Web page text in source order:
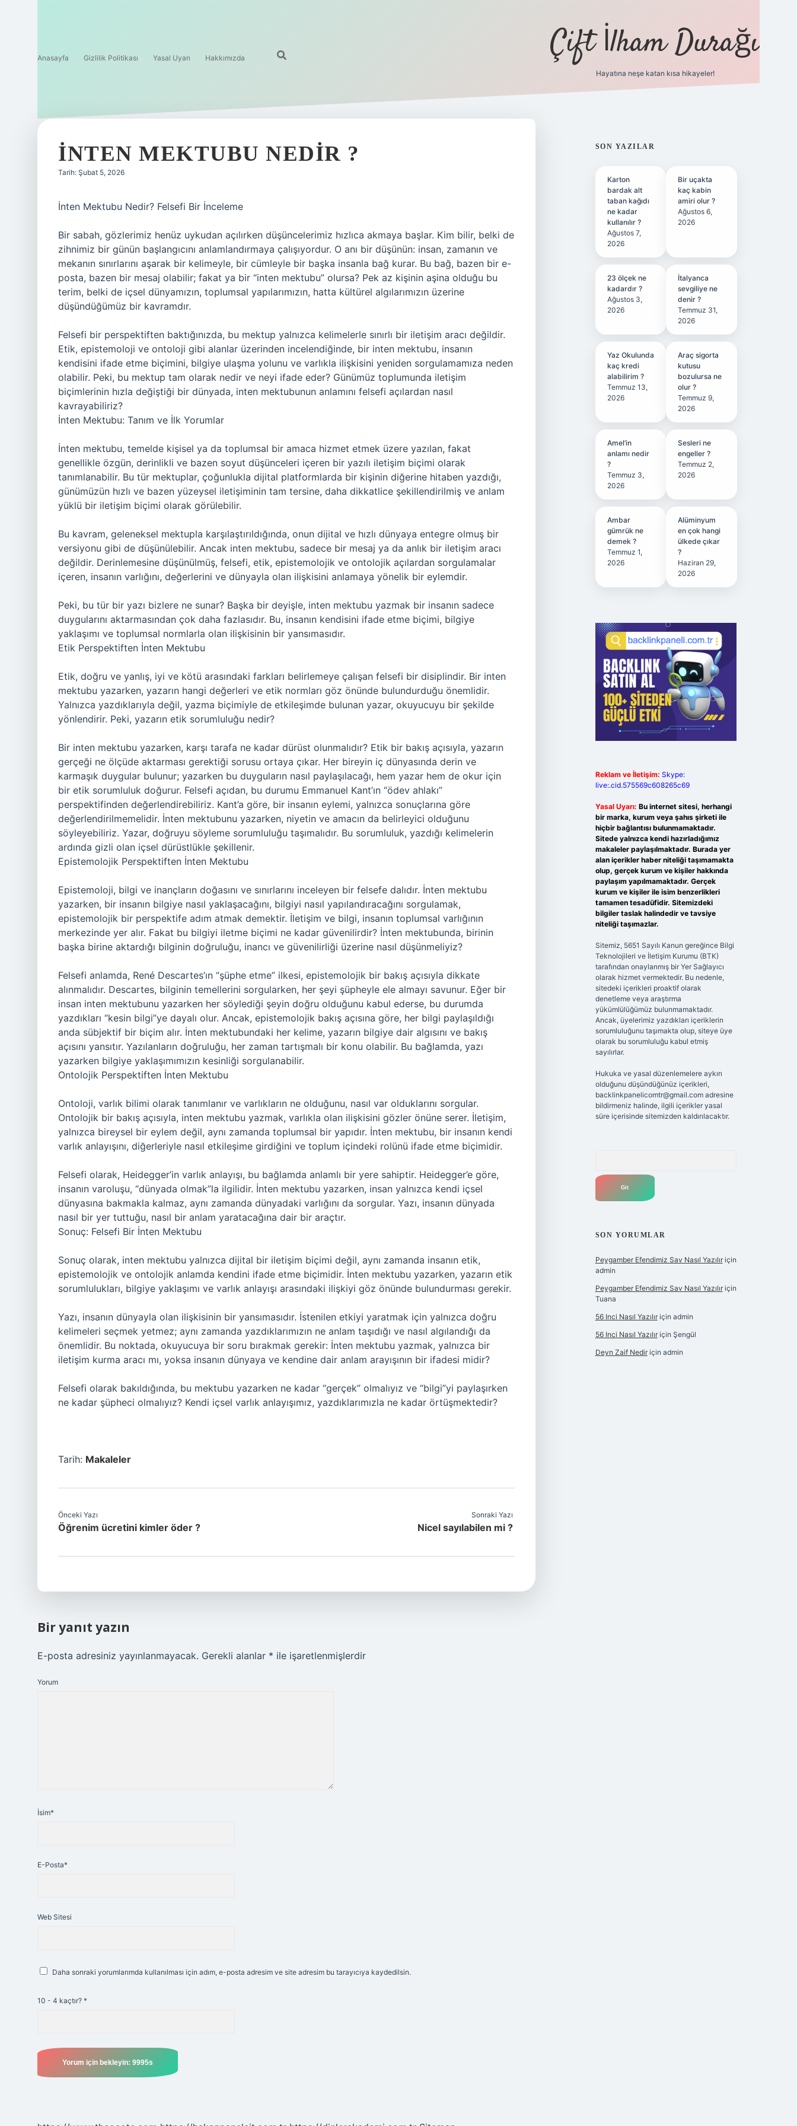
Anasayfa Gizlilik Politikası Yasal Uyarı Hakkımızda Çift İlham Durağı
Hayatına neşe katan kısa hikayeler!
İNTEN MEKTUBU NEDIR ?
Tarih: Şubat 5, 2026
İnten Mektubu Nedir? Felsefi Bir İnceleme
Bir sabah, gözlerimiz henüz uykudan açılırken düşüncelerimiz hızlıca akmaya başlar. Kim bilir, belki de
zihnimiz bir günün başlangıcını anlamlandırmaya çalışıyordur. O anı bir düşünün: insan, zamanın ve
mekanın sınırlarını aşarak bir kelimeyle, bir cümleyle bir başka insanla bağ kurar. Bu bağ, bazen bir e-
posta, bazen bir mesaj olabilir; fakat ya bir “inten mektubu” olursa? Pek az kişinin aşina olduğu bu
terim, belki de içsel dünyamızın, toplumsal yapılarımızın, hatta kültürel algılarımızın üzerine
düşündüğümüz bir kavramdır.
Felsefi bir perspektiften baktığınızda, bu mektup yalnızca kelimelerle sınırlı bir iletişim aracı değildir.
Etik, epistemoloji ve ontoloji gibi alanlar üzerinden incelendiğinde, bir inten mektubu, insanın
kendisini ifade etme biçimini, bilgiye ulaşma yolunu ve varlıkla ilişkisini yeniden sorgulamamıza neden
olabilir. Peki, bu mektup tam olarak nedir ve neyi ifade eder? Günümüz toplumunda iletişim
biçimlerinin hızla değiştiği bir dünyada, inten mektubunun anlamını felsefi açılardan nasıl
kavrayabiliriz?
İnten Mektubu: Tanım ve İlk Yorumlar
İnten mektubu, temelde kişisel ya da toplumsal bir amaca hizmet etmek üzere yazılan, fakat
genellikle özgün, derinlikli ve bazen soyut düşünceleri içeren bir yazılı iletişim biçimi olarak
tanımlanabilir. Bu tür mektuplar, çoğunlukla dijital platformlarda bir kişinin diğerine hitaben yazdığı,
günümüzün hızlı ve bazen yüzeysel iletişiminin tam tersine, daha dikkatlice şekillendirilmiş ve anlam
yüklü bir iletişim biçimi olarak görülebilir.
Bu kavram, geleneksel mektupla karşılaştırıldığında, onun dijital ve hızlı dünyaya entegre olmuş bir
versiyonu gibi de düşünülebilir. Ancak inten mektubu, sadece bir mesaj ya da anlık bir iletişim aracı
değildir. Derinlemesine düşünülmüş, felsefi, etik, epistemolojik ve ontolojik açılardan sorgulamalar
içeren, insanın varlığını, değerlerini ve dünyayla olan ilişkisini anlamaya yönelik bir eylemdir.
Peki, bu tür bir yazı bizlere ne sunar? Başka bir deyişle, inten mektubu yazmak bir insanın sadece
duygularını aktarmasından çok daha fazlasıdır. Bu, insanın kendisini ifade etme biçimi, bilgiye
yaklaşımı ve toplumsal normlarla olan ilişkisinin bir yansımasıdır.
Etik Perspektiften İnten Mektubu
Etik, doğru ve yanlış, iyi ve kötü arasındaki farkları belirlemeye çalışan felsefi bir disiplindir. Bir inten
mektubu yazarken, yazarın hangi değerleri ve etik normları göz önünde bulundurduğu önemlidir.
Yalnızca yazdıklarıyla değil, yazma biçimiyle de etkileşimde bulunan yazar, okuyucuyu bir şekilde
yönlendirir. Peki, yazarın etik sorumluluğu nedir?
Bir inten mektubu yazarken, karşı tarafa ne kadar dürüst olunmalıdır? Etik bir bakış açısıyla, yazarın
gerçeği ne ölçüde aktarması gerektiği sorusu ortaya çıkar. Her bireyin iç dünyasında derin ve
karmaşık duygular bulunur; yazarken bu duyguların nasıl paylaşılacağı, hem yazar hem de okur için
bir etik sorumluluk doğurur. Felsefi açıdan, bu durumu Emmanuel Kant’ın “ödev ahlakı”
perspektifinden değerlendirebiliriz. Kant’a göre, bir insanın eylemi, yalnızca sonuçlarına göre
değerlendirilmemelidir. İnten mektubunu yazarken, niyetin ve amacın da belirleyici olduğunu
söyleyebiliriz. Yazar, doğruyu söyleme sorumluluğu taşımalıdır. Bu sorumluluk, yazdığı kelimelerin
ardında gizli olan içsel dürüstlükle şekillenir.
Epistemolojik Perspektiften İnten Mektubu
Epistemoloji, bilgi ve inançların doğasını ve sınırlarını inceleyen bir felsefe dalıdır. İnten mektubu
yazarken, bir insanın bilgiye nasıl yaklaşacağını, bilgiyi nasıl yapılandıracağını sorgulamak,
epistemolojik bir perspektife adım atmak demektir. İletişim ve bilgi, insanın toplumsal varlığının
merkezinde yer alır. Fakat bu bilgiyi iletme biçimi ne kadar güvenilirdir? İnten mektubunda, birinin
başka birine aktardığı bilginin doğruluğu, inancı ve güvenilirliği üzerine nasıl düşünmeliyiz?
Felsefi anlamda, René Descartes’ın “şüphe etme” ilkesi, epistemolojik bir bakış açısıyla dikkate
alınmalıdır. Descartes, bilginin temellerini sorgularken, her şeyi şüpheyle ele almayı savunur. Eğer bir
insan inten mektubunu yazarken her söylediği şeyin doğru olduğunu kabul ederse, bu durumda
yazdıkları “kesin bilgi”ye dayalı olur. Ancak, epistemolojik bakış açısına göre, her bilgi paylaşıldığı
anda sübjektif bir biçim alır. İnten mektubundaki her kelime, yazarın bilgiye dair algısını ve bakış
açısını yansıtır. Yazılanların doğruluğu, her zaman tartışmalı bir konu olabilir. Bu bağlamda, yazı
yazarken bilgiye yaklaşımımızın kesinliği sorgulanabilir.
Ontolojik Perspektiften İnten Mektubu
Ontoloji, varlık bilimi olarak tanımlanır ve varlıkların ne olduğunu, nasıl var olduklarını sorgular.
Ontolojik bir bakış açısıyla, inten mektubu yazmak, varlıkla olan ilişkisini gözler önüne serer. İletişim,
yalnızca bireysel bir eylem değil, aynı zamanda toplumsal bir yapıdır. İnten mektubu, bir insanın kendi
varlık anlayışını, diğerleriyle nasıl etkileşime girdiğini ve toplum içindeki rolünü ifade etme biçimidir.
Felsefi olarak, Heidegger’in varlık anlayışı, bu bağlamda anlamlı bir yere sahiptir. Heidegger’e göre,
insanın varoluşu, “dünyada olmak”la ilgilidir. İnten mektubu yazarken, insan yalnızca kendi içsel
dünyasına bakmakla kalmaz, aynı zamanda dünyadaki varlığını da sorgular. Yazı, insanın dünyada
nasıl bir yer tuttuğu, nasıl bir anlam yaratacağına dair bir araçtır.
Sonuç: Felsefi Bir İnten Mektubu
Sonuç olarak, inten mektubu yalnızca dijital bir iletişim biçimi değil, aynı zamanda insanın etik,
epistemolojik ve ontolojik anlamda kendini ifade etme biçimidir. İnten mektubu yazarken, yazarın etik
sorumlulukları, bilgiye yaklaşımı ve varlık anlayışı arasındaki ilişkiyi göz önünde bulundurması gerekir.
Yazı, insanın dünyayla olan ilişkisinin bir yansımasıdır. İstenilen etkiyi yaratmak için yalnızca doğru
kelimeleri seçmek yetmez; aynı zamanda yazdıklarımızın ne anlam taşıdığı ve nasıl algılandığı da
önemlidir. Bu noktada, okuyucuya bir soru bırakmak gerekir: İnten mektubu yazmak, yalnızca bir
iletişim kurma aracı mı, yoksa insanın dünyaya ve kendine dair anlam arayışının bir ifadesi midir?
Felsefi olarak bakıldığında, bu mektubu yazarken ne kadar “gerçek” olmalıyız ve “bilgi”yi paylaşırken
ne kadar şüpheci olmalıyız? Kendi içsel varlık anlayışımız, yazdıklarımızla ne kadar örtüşmektedir?
Tarih: Makaleler
Önceki Yazı
Öğrenim ücretini kimler öder ?
Sonraki Yazı
Nicel sayılabilen mi ?
Bir yanıt yazın
E-posta adresiniz yayınlanmayacak. Gerekli alanlar * ile işaretlenmişlerdir
Yorum
İsim*
E-Posta*
Web Sitesi
Daha sonraki yorumlarımda kullanılması için adım, e-posta adresim ve site adresim bu tarayıcıya kaydedilsin.
10 - 4 kaçtır? *
SIDEBAR
SON YAZILAR
Karton
bardak alt
taban kağıdı
ne kadar
kullanılır ?
Ağustos 7,
2026
Bir uçakta
kaç kabin
amiri olur ?
Ağustos 6,
2026
23 ölçek ne
kadardır ?
Ağustos 3,
2026
İtalyanca
sevgiliye ne
denir ?
Temmuz 31,
2026
Yaz Okulunda
kaç kredi
alabilirim ?
Temmuz 13,
2026
Araç sigorta
kutusu
bozulursa ne
olur ?
Temmuz 9,
2026
Amel’in
anlamı nedir
?
Temmuz 3,
2026
Sesleri ne
engeller ?
Temmuz 2,
2026
Ambar
gümrük ne
demek ?
Temmuz 1,
2026
Alüminyum
en çok hangi
ülkede çıkar
?
Haziran 29,
2026
Reklam ve İletişim: Skype:
live:.cid.575569c608265c69
Yasal Uyarı: Bu internet sitesi, herhangi
bir marka, kurum veya şahıs şirketi ile
hiçbir bağlantısı bulunmamaktadır.
Sitede yalnızca kendi hazırladığımız
makaleler paylaşılmaktadır. Burada yer
alan içerikler haber niteliği taşımamakta
olup, gerçek kurum ve kişiler hakkında
paylaşım yapılmamaktadır. Gerçek
kurum ve kişiler ile isim benzerlikleri
tamamen tesadüfidir. Sitemizdeki
bilgiler taslak halindedir ve tavsiye
niteliği taşımazlar.
Sitemiz, 5651 Sayılı Kanun gereğince Bilgi
Teknolojileri ve İletişim Kurumu (BTK)
tarafından onaylanmış bir Yer Sağlayıcı
olarak hizmet vermektedir. Bu nedenle,
sitedeki içerikleri proaktif olarak
denetleme veya araştırma
yükümlülüğümüz bulunmamaktadır.
Ancak, üyelerimiz yazdıkları içeriklerin
sorumluluğunu taşımakta olup, siteye üye
olarak bu sorumluluğu kabul etmiş
sayılırlar.
Hukuka ve yasal düzenlemelere aykırı
olduğunu düşündüğünüz içerikleri,
backlinkpanelicomtr@gmail.comadresine
bildirmeniz halinde, ilgili içerikler yasal
süre içerisinde sitemizden kaldırılacaktır.
SON YORUMLAR
Peygamber Efendimiz Sav Nasıl Yazılıriçin
admin
Peygamber Efendimiz Sav Nasıl Yazılıriçin
Tuana
56 Inci Nasıl Yazılıriçin admin
56 Inci Nasıl Yazılıriçin Şengül
Deyn Zaif Nediriçin admin